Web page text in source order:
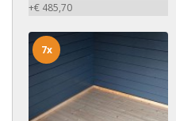
+€ 485,70
7x